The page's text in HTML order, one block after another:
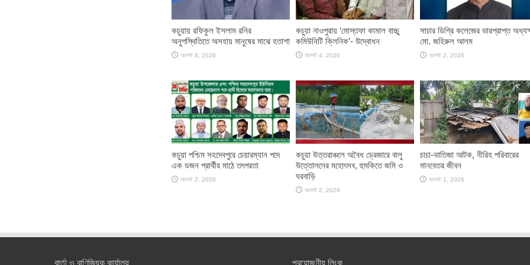
কচুয়ায় রফিকুল ইসলাম রনির
অনুপস্থিতিতে অসহায় মানুষের মাঝে হতাশা
আগস্ট 6, 2026
কচুয়া নাওপুরায় ‘মোস্তফা কামাল বাচ্চু
কমিউনিটি ক্লিনিক’- উদ্বোধন
আগস্ট 4, 2026
সাচার ডিগ্রি কলেজের ভারপ্রাপ্ত
মো. জহিরুল আলম
আগস্ট 2, 2026
কচুয়া পশ্চিম সহদেবপুরে চেয়ারম্যান পদে
এক ডজন প্রার্থীর মাঠে তৎপরতা
আগস্ট 2, 2026
কচুয়া উত্তরাঞ্চলে অবৈধ ড্রেজারে বালু
উত্তোলনের মহোৎসব, হুমকিতে জমি ও
ঘরবাড়ি
আগস্ট 2, 2026
চাচা-ভাতিজা আটক, নীরিহ পরিবারের
মানবেতর জীবন
আগস্ট 1, 2026
বার্তা ও বাণিজ্যিক কার্যালয় প্রয়োজনীয় লিংক